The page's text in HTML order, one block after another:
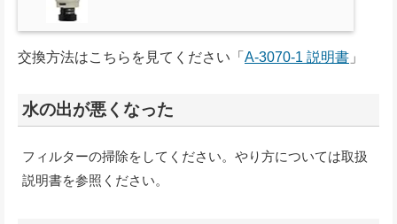
交換方法はこちらを見てください「 A-3070-1 説明書 」
水の出が悪くなった
フィルターの掃除をしてください。やり方については取扱
説明書を参照ください。